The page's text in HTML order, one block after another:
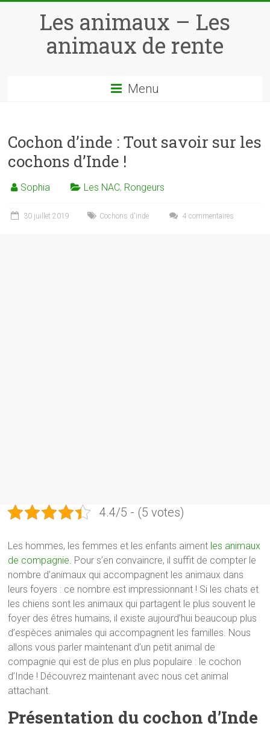
Les animaux – Les
animaux de rente
Menu
Cochon d’inde : Tout savoir sur les
cochons d’Inde !
Sophia Les NAC, Rongeurs
30 juillet 2019 Cochons d'inde 4 commentaires
4.4/5 - (5 votes)
Les hommes, les femmes et les enfants aiment les animaux
de compagnie. Pour s’en convaincre, il suffit de compter le
nombre d’animaux qui accompagnent les animaux dans
leurs foyers : ce nombre est impressionnant ! Si les chats et
les chiens sont les animaux qui partagent le plus souvent le
foyer des êtres humains, il existe aujourd’hui beaucoup plus
d’espèces animales qui accompagnent les familles. Nous
allons vous parler maintenant d’un petit animal de
compagnie qui est de plus en plus populaire : le cochon
d’Inde ! Découvrez maintenant avec nous cet animal
attachant.
Présentation du cochon d’Inde